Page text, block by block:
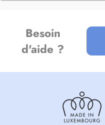
Besoin
d'aide ?